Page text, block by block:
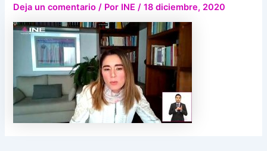
Deja un comentario / Por INE/18 diciembre, 2020